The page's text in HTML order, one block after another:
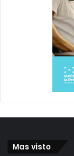
Mas visto